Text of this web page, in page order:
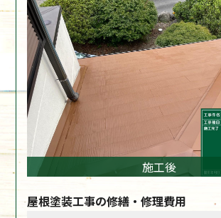
施工後
屋根塗装工事の修繕・修理費用